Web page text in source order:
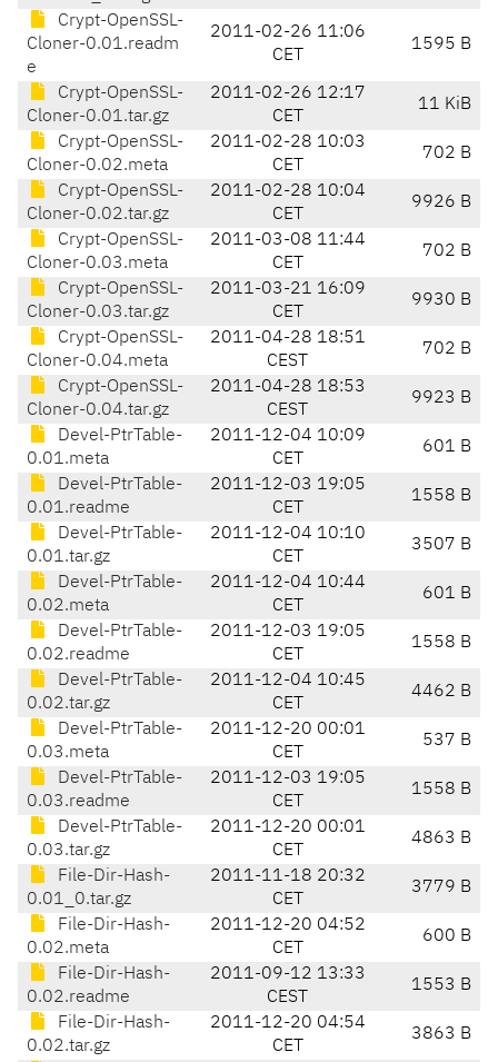
Crypt-OpenSSL-
Cloner-0.01.readm
e
2011-02-26 11:06
CET
1595 B
Crypt-OpenSSL-
Cloner-0.01.tar.gz
2011-02-26 12:17
CET
11 KiB
Crypt-OpenSSL-
Cloner-0.02.meta
2011-02-28 10:03
CET
702 B
Crypt-OpenSSL-
Cloner-0.02.tar.gz
2011-02-28 10:04
CET
9926 B
Crypt-OpenSSL-
Cloner-0.03.meta
2011-03-08 11:44
CET
702 B
Crypt-OpenSSL-
Cloner-0.03.tar.gz
2011-03-21 16:09
CET
9930 B
Crypt-OpenSSL-
Cloner-0.04.meta
2011-04-28 18:51
CEST
702 B
Crypt-OpenSSL-
Cloner-0.04.tar.gz
2011-04-28 18:53
CEST
9923 B
Devel-PtrTable-
0.01.meta
2011-12-04 10:09
CET
601 B
Devel-PtrTable-
0.01.readme
2011-12-03 19:05
CET
1558 B
Devel-PtrTable-
0.01.tar.gz
2011-12-04 10:10
CET
3507 B
Devel-PtrTable-
0.02.meta
2011-12-04 10:44
CET
601 B
Devel-PtrTable-
0.02.readme
2011-12-03 19:05
CET
1558 B
Devel-PtrTable-
0.02.tar.gz
2011-12-04 10:45
CET
4462 B
Devel-PtrTable-
0.03.meta
2011-12-20 00:01
CET
537 B
Devel-PtrTable-
0.03.readme
2011-12-03 19:05
CET
1558 B
Devel-PtrTable-
0.03.tar.gz
2011-12-20 00:01
CET
4863 B
File-Dir-Hash-
0.01_0.tar.gz
2011-11-18 20:32
CET
3779 B
File-Dir-Hash-
0.02.meta
2011-12-20 04:52
CET
600 B
File-Dir-Hash-
0.02.readme
2011-09-12 13:33
CEST
1553 B
File-Dir-Hash-
0.02.tar.gz
2011-12-20 04:54
CET
3863 B